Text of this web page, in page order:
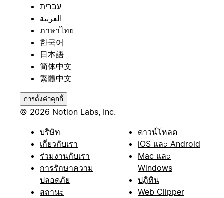
עברית
العربية
ภาษาไทย
한국어
日本語
简体中文
繁體中文
การตั้งค่าคุกกี้
© 2026 Notion Labs, Inc.
บริษัท
เกี่ยวกับเรา
ร่วมงานกับเรา
การรักษาความ
ปลอดภัย
สถานะ
ดาวน์โหลด
iOS และ Android
Mac และ
Windows
ปฏิทิน
Web Clipper